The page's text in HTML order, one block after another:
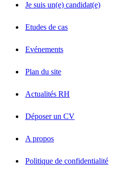
Je suis un(e) candidat(e)
Etudes de cas
Evénements
Plan du site
Actualités RH
Déposer un CV
A propos
Politique de confidentialité